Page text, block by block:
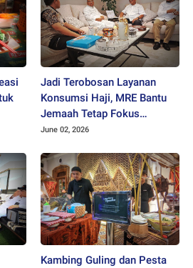
Jadi Terobosan Layanan
Konsumsi Haji, MRE Bantu
Jemaah Tetap Fokus
Beribadah
June 02, 2026
Kambing Guling dan Pesta